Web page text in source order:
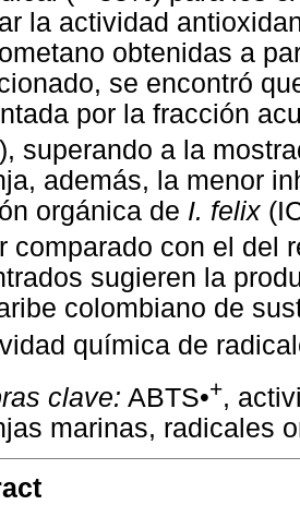
la actividad
obtenidas a
se encontró
por la fracción
superando a la
además, la menor
orgánica de I. felix
comparado con el del
sugieren la
colombiano de
química de
clave: ABTS•+,
marinas, radicales